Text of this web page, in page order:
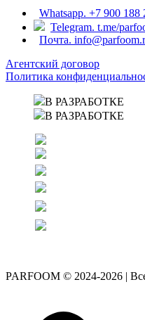
Whatsapp. +7 900 188
Telegram. t.me/
Почта.
Агентский договор
Политика
В РАЗРАБОТКЕ
В РАЗРАБОТКЕ
PARFOOM © 2024-2026 |